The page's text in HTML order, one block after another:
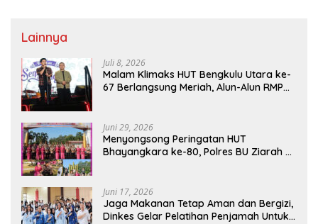
Lainnya
Juli 8, 2026
Malam Klimaks HUT Bengkulu Utara ke-
67 Berlangsung Meriah, Alun-Alun RMP
Juni 29, 2026
Menyongsong Peringatan HUT
Bhayangkara ke-80, Polres BU Ziarah ke
Juni 17, 2026
Jaga Makanan Tetap Aman dan Bergizi,
Dinkes Gelar Pelatihan Penjamah Untuk